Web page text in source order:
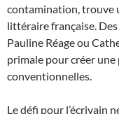
contamination, trouve
littéraire française.
Pauline Réage ou
primale pour créer
conventionnelles.
Le défi pour l’écrivain